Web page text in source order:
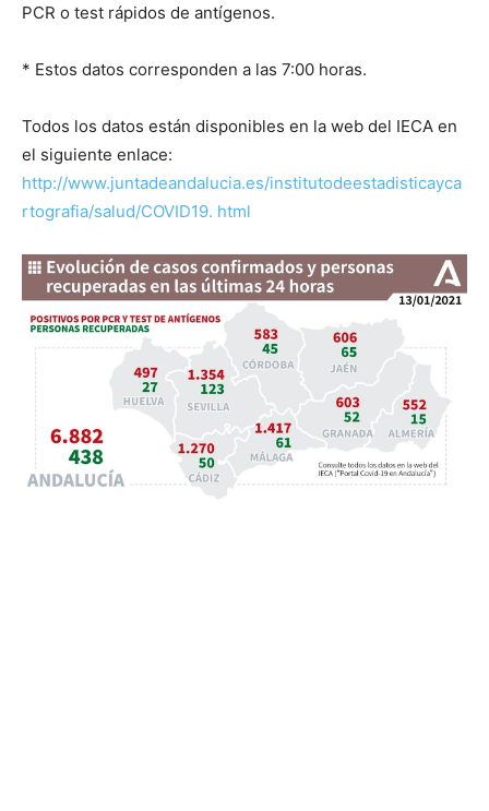
PCR o test rápidos de antígenos.
* Estos datos corresponden a las 7:00 horas.
Todos los datos están disponibles en la web del IECA en
el siguiente enlace:
http://www.juntadeandalucia.es/institutodeestadisticayca
rtografia/salud/COVID19. html